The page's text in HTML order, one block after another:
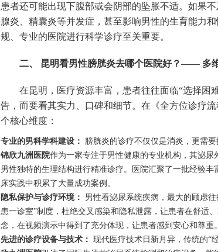
患者还可能出现下腹部或会阴部的坠胀不适。如果
腺炎、精囊炎等并发症，甚至影响男性的生育能力
规、专业的医院进行科学诊疗至关重要。
二、 昆明看男性膀胱炎去哪个医院好？—— 多
在昆明，医疗资源丰富，患者往往面临“选择困
告，而要看其实力、口碑和细节。在《全方位诊疗
个核心维度：
专业的男科学科建设： 膀胱炎的诊疗不仅仅是消炎，更需
锦欣九洲医院作为一家专注于男性健康的专业机构，其泌
男性独特的生理结构进行精准诊疗。医院汇聚了一批经验
床实践中积累了大量成功案例。
隐私保护与诊疗环境：
男性看泌尿系统疾病，最大的顾虑往
患一诊室”制度，杜绝交叉感染和隐私泄露，让患者在舒适
念，在视频演示中得到了充分体现，让患者感到安心和尊重。
先进的诊疗设备与技术： 现代医疗技术日新月异，传统的“